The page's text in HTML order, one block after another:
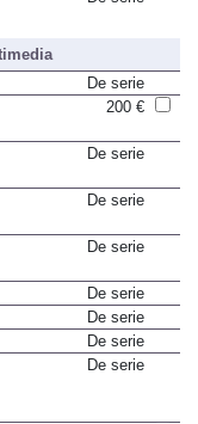
De serie
De serie
De serie
De serie